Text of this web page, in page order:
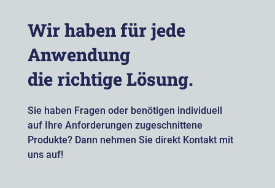
Wir haben für jede
Anwendung
die richtige Lösung.
Sie haben Fragen oder benötigen individuell
auf Ihre Anforderungen zugeschnittene
Produkte? Dann nehmen Sie direkt Kontakt mit
uns auf!